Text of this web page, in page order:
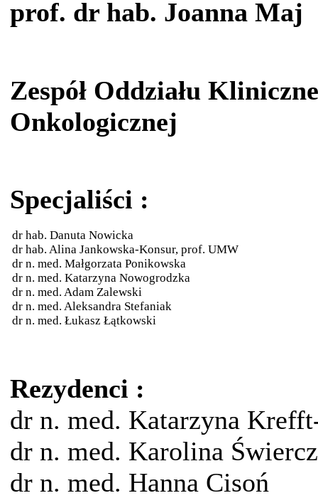
prof. dr hab. Joanna Maj
Zespół Oddziału
Onkologicznej
Specjaliści :
dr hab. Danuta Nowicka
dr hab. Alina Jankowska-Konsur, prof. UMW
dr n. med. Małgorzata Ponikowska
dr n. med. Katarzyna Nowogrodzka
dr n. med. Adam Zalewski
dr n. med. Aleksandra Stefaniak
dr n. med. Łukasz Łątkowski
Rezydenci :
dr n. med. Katarzyna
dr n. med. Karolina
dr n. med. Hanna Cisoń